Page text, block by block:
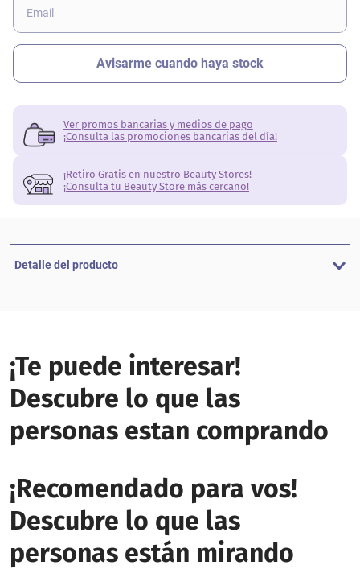
Ver promos bancarias y medios de pago
¡Consulta las promociones bancarias del día!
¡Retiro Gratis en nuestro Beauty Stores!
¡Consulta tu Beauty Store más cercano!
Detalle del producto
¡Te puede interesar!
Descubre lo que las
personas estan comprando
¡Recomendado para vos!
Descubre lo que las
personas están mirando